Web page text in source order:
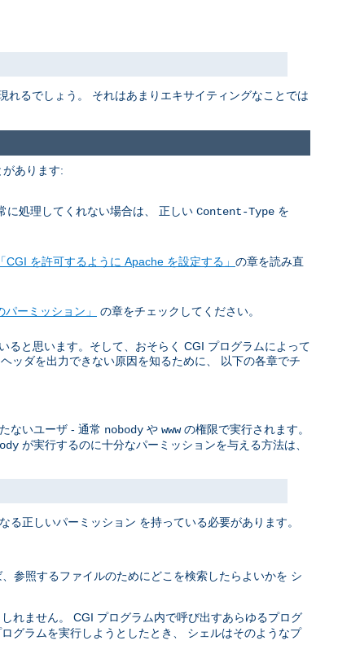
れるでしょう。 それはあまりエキサイティングなことでは
あります:
に処理してくれない場合は、 正しい Content-Type を
「CGI を許可するように Apache を設定する」 の章を読み直
パーミッション」
の章をチェックしてください。
と思います。そして、おそらく CGI プログラムによって
ッダを出力できない原因を知るために、 以下の各章でチ
ないユーザ - 通常 nobody や wwwの権限で実行されます。
が実行するのに十分なパーミッションを与える方法は、
正しいパーミッション を持っている必要があります。
参照するファイルのためにどこを検索したらよいかを シ
れません。 CGI プログラム内で呼び出すあらゆるプログ
グラムを実行しようとしたとき、 シェルはそのようなプ